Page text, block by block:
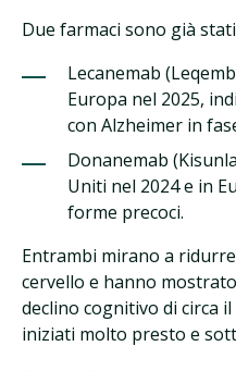
Due farmaci sono già
Lecanemab
Europa nel 2025,
con Alzheimer in
Donanemab
Uniti nel 2024 e in
forme precoci.
Entrambi mirano a
cervello e hanno
declino cognitivo di circa
iniziati molto presto e